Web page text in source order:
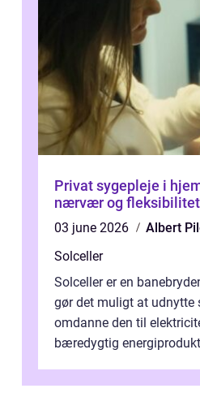
Privat sygepleje i hjemmet
nærvær og fleksibilitet
03 june 2026
Albert
Solceller
Solceller er en
gør det muligt at udnytte
omdanne den til
bæredygtig